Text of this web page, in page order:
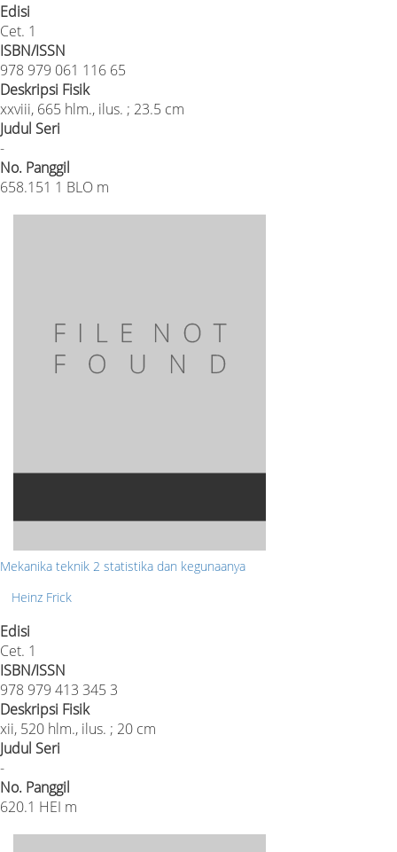
Edisi
Cet. 1
ISBN/ISSN
978 979 061 116 65
Deskripsi Fisik
xxviii, 665 hlm., ilus. ; 23.5 cm
Judul Seri
-
No. Panggil
658.151 1 BLO m
Mekanika teknik 2 statistika dan kegunaanya
Heinz Frick
Edisi
Cet. 1
ISBN/ISSN
978 979 413 345 3
Deskripsi Fisik
xii, 520 hlm., ilus. ; 20 cm
Judul Seri
-
No. Panggil
620.1 HEI m